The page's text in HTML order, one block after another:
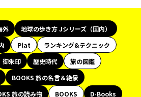
外
地球の歩き方 Jシリーズ（国内）
Plat
ランキング&テクニック
御朱印 歴史時代
旅の図鑑
BOOKS 旅の名言＆絶景
旅の読み物 BOOKS
D-Books